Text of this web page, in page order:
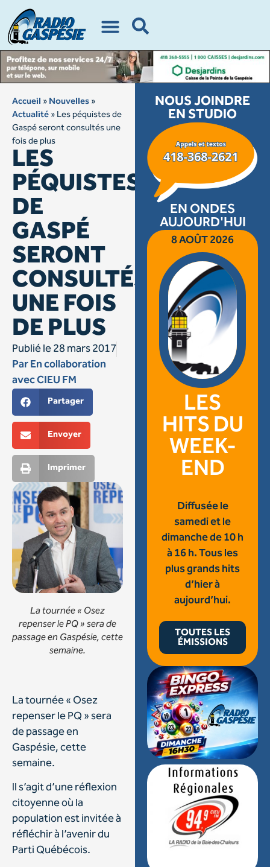
Accueil »Nouvelles»
Actualité»Les péquistes de
Gaspé seront consultés une
fois de plus
LES
PÉQUISTES
DE
GASPÉ
SERONT
CONSULTÉS
UNE FOIS
DE PLUS
Publié le28 mars 2017
ParEn collaboration
avec CIEU FM
Partager
Envoyer
Imprimer
La tournée « Osez
repenser le PQ » sera de
passage en Gaspésie, cette
semaine.
La tournée « Osez
repenser le PQ » sera
de passage en
Gaspésie, cette
semaine.
Il s’agit d’une réflexion
citoyenne où la
population est invitée à
réfléchir à l’avenir du
Parti Québécois.
NOUS JOINDRE
EN STUDIO
EN ONDES
AUJOURD'HUI
8 AOÛT 2026
LES
HITS DU
WEEK-
END
Diffusée le
samedi et le
dimanche de 10 h
à 16 h. Tous les
plus grands hits
d’hier à
aujourd’hui.
TOUTES LES
ÉMISSIONS